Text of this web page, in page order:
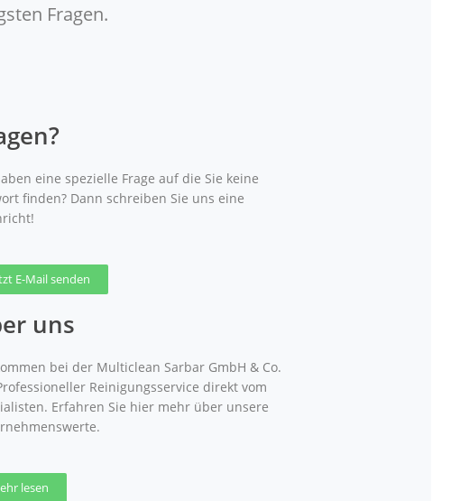
Fragen.
eine spezielle Frage auf die Sie keine
finden? Dann schreiben Sie uns eine
E-Mail senden
uns
bei der Multiclean Sarbar GmbH & Co.
Reinigungsservice direkt vom
Erfahren Sie hier mehr über unsere
lesen